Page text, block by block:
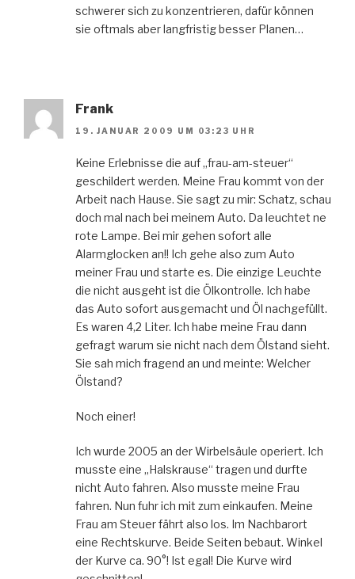
schwerer sich zu konzentrieren, dafür können
sie oftmals aber langfristig besser Planen…
Frank
19. JANUAR 2009 UM 03:23 UHR
Keine Erlebnisse die auf „frau-am-steuer“
geschildert werden. Meine Frau kommt von der
Arbeit nach Hause. Sie sagt zu mir: Schatz, schau
doch mal nach bei meinem Auto. Da leuchtet ne
rote Lampe. Bei mir gehen sofort alle
Alarmglocken an!! Ich gehe also zum Auto
meiner Frau und starte es. Die einzige Leuchte
die nicht ausgeht ist die Ölkontrolle. Ich habe
das Auto sofort ausgemacht und Öl nachgefüllt.
Es waren 4,2 Liter. Ich habe meine Frau dann
gefragt warum sie nicht nach dem Ölstand sieht.
Sie sah mich fragend an und meinte: Welcher
Ölstand?
Noch einer!
Ich wurde 2005 an der Wirbelsäule operiert. Ich
musste eine „Halskrause“ tragen und durfte
nicht Auto fahren. Also musste meine Frau
fahren. Nun fuhr ich mit zum einkaufen. Meine
Frau am Steuer fährt also los. Im Nachbarort
eine Rechtskurve. Beide Seiten bebaut. Winkel
der Kurve ca. 90°! Ist egal! Die Kurve wird